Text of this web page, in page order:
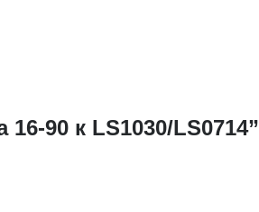
90 к LS1030/LS0714”